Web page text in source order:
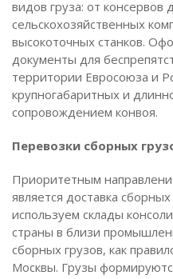
видов груза: от консервов
сельскохозяйственных
высокоточных станков.
документы для
территории Евросоюза и
крупногабаритных и
сопровождением конвоя.
Перевозки сборных
Приоритетным
является доставка
используем склады
страны в близи
сборных грузов, как
Москвы. Грузы